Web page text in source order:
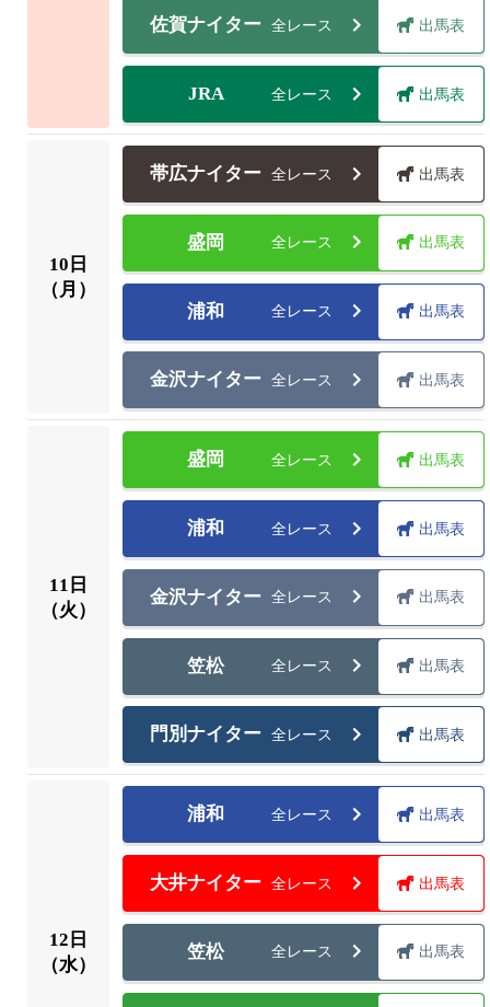
佐賀ナイター 全レース 出馬表
JRA 全レース 出馬表
10 日
（月）
帯広ナイター 全レース 出馬表
盛岡 全レース 出馬表
浦和 全レース 出馬表
金沢ナイター 全レース 出馬表
11 日
（火）
盛岡 全レース 出馬表
浦和 全レース 出馬表
金沢ナイター 全レース 出馬表
笠松 全レース 出馬表
門別ナイター 全レース 出馬表
12 日
（水）
浦和 全レース 出馬表
大井ナイター 全レース 出馬表
笠松 全レース 出馬表